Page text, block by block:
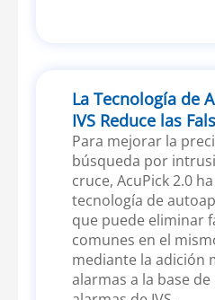
La Tecnología de
IVS Reduce las
Para mejorar la
búsqueda por
cruce, AcuPick 2.0
tecnología de
que puede eliminar
comunes en el
mediante la adición
alarmas a la base